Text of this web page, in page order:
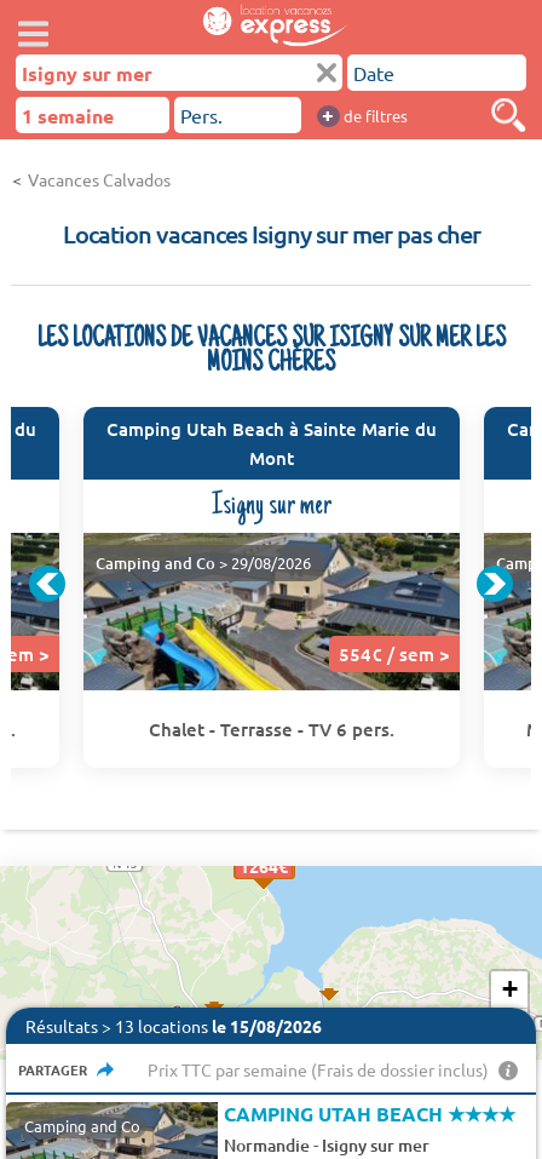
+ de filtres
Vacances Calvados
Location vacances Isigny sur mer pas cher
LES LOCATIONS DE VACANCES SUR ISIGNY SUR MER LES
MOINS CHÈRES
du
>
Camping Utah Beach à Sainte Marie du
Mont
Isigny sur mer
554€ / sem >
Camping and Co > 29/08/2026
Chalet - Terrasse - TV 6 pers.
1634 €
1264€
554€
1264€
554€
1264€
+
Résultats > 13 locations le 15/08/2026
PARTAGER Prix TTC par semaine (Frais de dossier inclus)
Camping and Co CAMPING UTAH BEACH★★★★
Normandie- Isigny sur mer